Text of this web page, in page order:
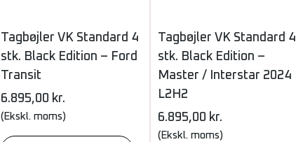
Tagbøjler VK Standard 4
stk. Black Edition – Ford
Transit
6.895,00 kr.
(Ekskl. moms)
Tagbøjler VK Standard 4
stk. Black Edition –
Master / Interstar 2024
L2H2
6.895,00 kr.
(Ekskl. moms)